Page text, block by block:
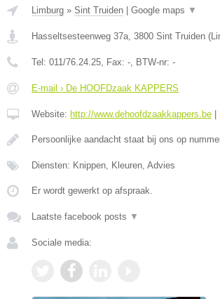
Limburg » Sint Truiden Google maps ▼
Hasseltsesteenweg 37a, 3800 Sint Truiden (
Tel: 011/76.24.25, Fax: -, BTW-nr: -
E-mail › De HOOFDzaak KAPPERS
Website: http://www.dehoofdzaakkappers.be
Persoonlijke aandacht staat bij ons op
Diensten: Knippen, Kleuren, Advies
Er wordt gewerkt op afspraak.
Laatste facebook posts ▼
Sociale media: